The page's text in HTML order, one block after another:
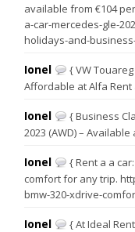
available from €104
a-car-mercedes-gle-
holidays-and-
Ionel
{ VW
Affordable at Alfa Rent
Ionel
{ Business
2023 (AWD) –
Ionel
{ Rent a a
comfort for any trip.
bmw-320-xdrive-
Ionel
{ At Ideal